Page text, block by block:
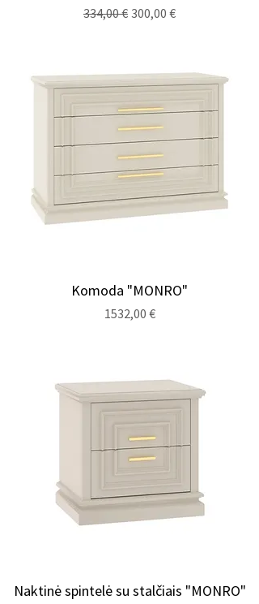
Regularna cena
334,00 € Cena rabatowa
300,00 €
Komoda "MONRO"
Cena
1532,00 €
Naktinė spintelė su stalčiais "MONRO"